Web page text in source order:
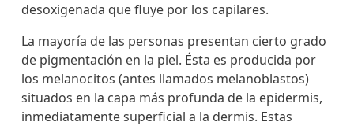
desoxigenada que fluye por los capilares.
La mayoría de las personas presentan cierto grado
de pigmentación en la piel. Ésta es producida por
los melanocitos (antes llamados melanoblastos)
situados en la capa más profunda de la epidermis,
inmediatamente superficial a la dermis. Estas